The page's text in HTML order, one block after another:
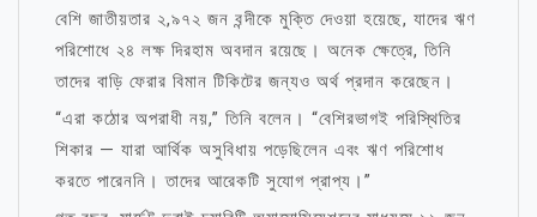
বেশি জাতীয়তার ২,৯৭২ জন বন্দীকে মুক্তি দেওয়া হয়েছে, যাদের ঋণ
পরিশোধে ২৪ লক্ষ দিরহাম অবদান রয়েছে। অনেক ক্ষেত্রে, তিনি
তাদের বাড়ি ফেরার বিমান টিকিটের জন্যও অর্থ প্রদান করেছেন।
“এরা কঠোর অপরাধী নয়,” তিনি বলেন। “বেশিরভাগই পরিস্থিতির
শিকার — যারা আর্থিক অসুবিধায় পড়েছিলেন এবং ঋণ পরিশোধ
করতে পারেননি। তাদের আরেকটি সুযোগ প্রাপ্য।”